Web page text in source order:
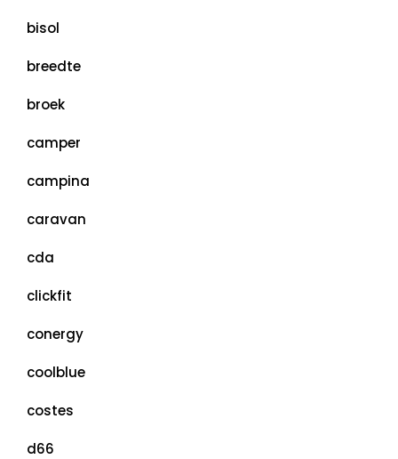
bisol
breedte
broek
camper
campina
caravan
cda
clickfit
conergy
coolblue
costes
d66